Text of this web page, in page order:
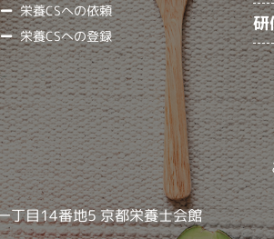
栄養CSへの依頼
栄養CSへの登録
研
丁目14番地5 京都栄養士会館